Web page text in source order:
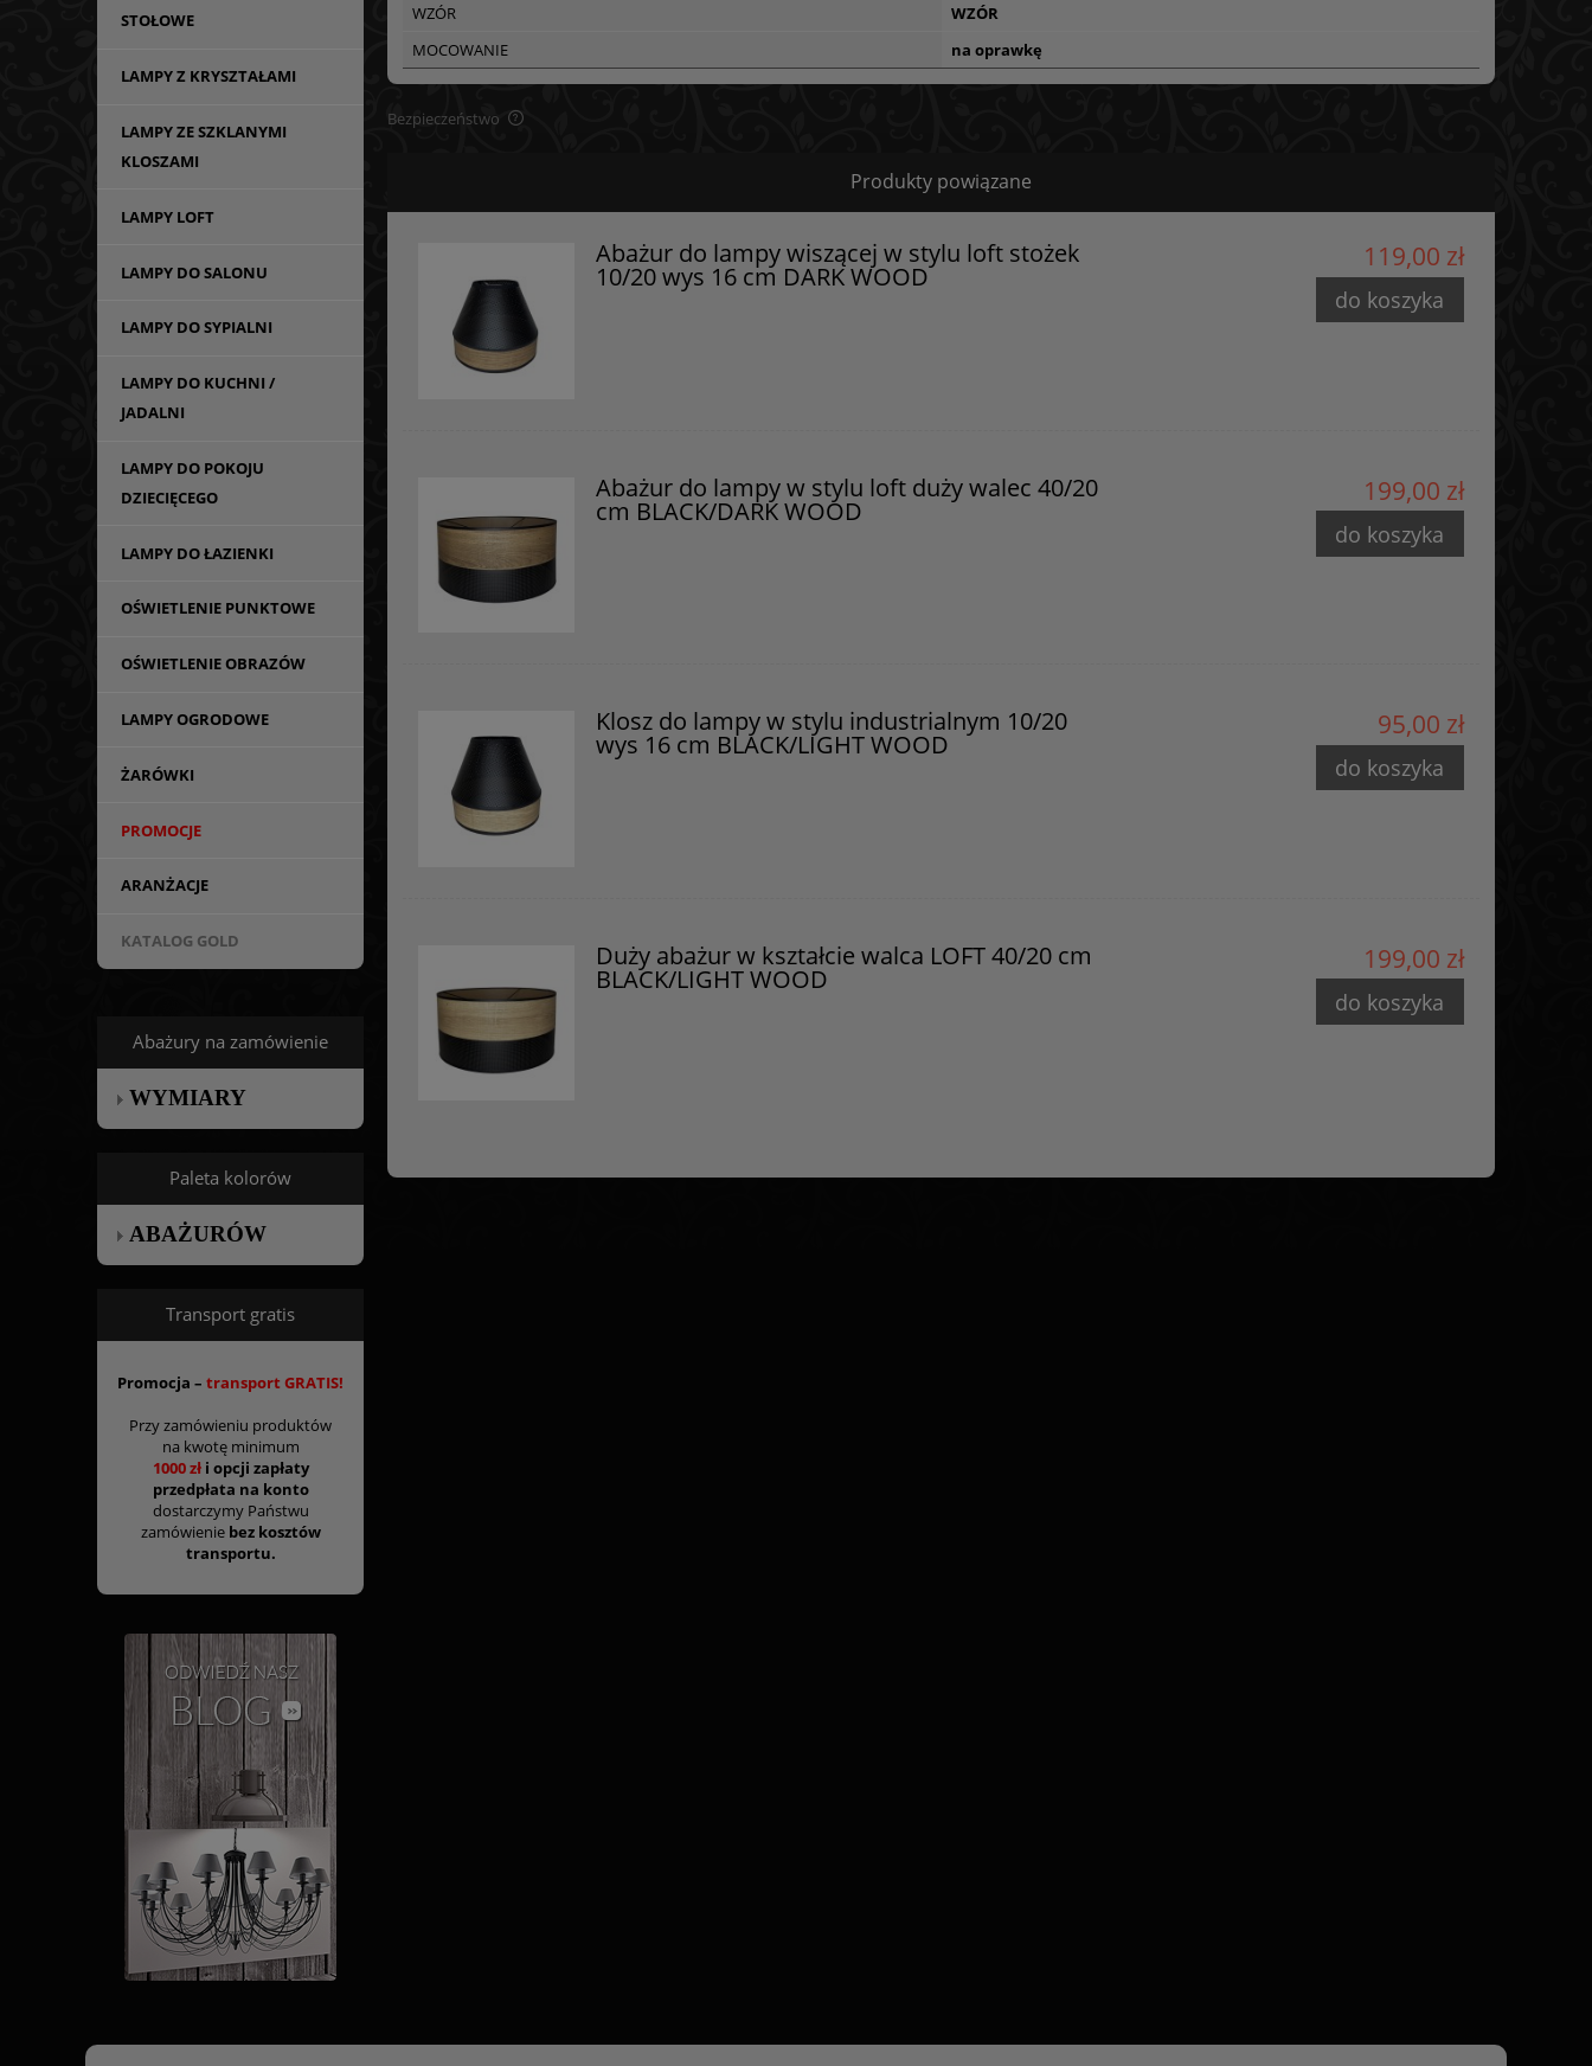
STOŁOWE
LAMPY Z KRYSZTAŁAMI
LAMPY ZE SZKLANYMI
KLOSZAMI
LAMPY LOFT
LAMPY DO SALONU
LAMPY DO SYPIALNI
LAMPY DO KUCHNI /
JADALNI
LAMPY DO POKOJU
DZIECIĘCEGO
LAMPY DO ŁAZIENKI
OŚWIETLENIE PUNKTOWE
OŚWIETLENIE OBRAZÓW
LAMPY OGRODOWE
ŻARÓWKI
PROMOCJE
ARANŻACJE
KATALOG GOLD
Abażury na zamówienie
WYMIARY
Paleta kolorów
ABAŻURÓW
Transport gratis
Promocja – transport GRATIS!
Przy zamówieniu produktów
na kwotę minimum
1000 złi opcji zapłaty
przedpłata na konto
dostarczymy Państwu
zamówienie bez kosztów
transportu.
WZÓR
WZÓR
MOCOWANIE
na oprawkę
Bezpieczeństwo
Certyfikaty i ostrzeżenie bezpieczeństwa
Posiada oznaczenie CE (zgodność z normami UE).
Produkty powiązane
Abażur do lampy wiszącej w stylu loft stożek
10/20 wys 16 cm DARK WOOD
119,00 zł
do koszyka
Abażur do lampy w stylu loft duży walec 40/20
cm BLACK/DARK WOOD
199,00 zł
do koszyka
Klosz do lampy w stylu industrialnym 10/20
wys 16 cm BLACK/LIGHT WOOD
95,00 zł
do koszyka
Duży abażur w kształcie walca LOFT 40/20 cm
BLACK/LIGHT WOOD
199,00 zł
do koszyka